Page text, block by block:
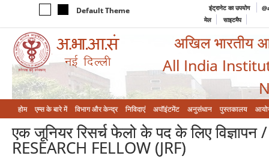
Default Theme इंट्रानेट का उपयोग
मेल
साइटमैप
अखिल भारतीय
All India
होम एम्‍स के बारे में विभाग और केन्‍द्र निविदाएं अपॉइंटमेंट अनुसंधान पुस्तकालय
एक जूनियर रिसर्च फेलो के पद के लिए
RESEARCH FELLOW (JRF)